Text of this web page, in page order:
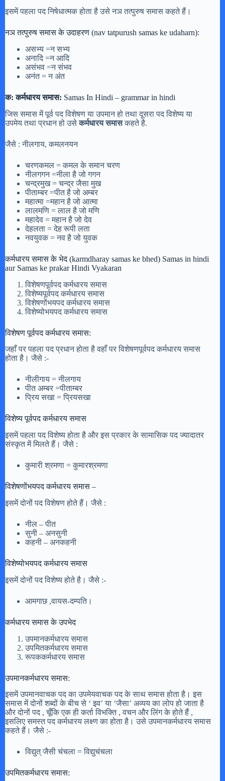
इसमें पहला पद निषेधात्मक होता है उसे नञ तत्पुरुष समास कहते हैं।
नञ तत्पुरुष समास के उदाहरण (nav tatpurush samas ke udaharn):
असभ्य =न सभ्य
अनादि =न आदि
असंभव =न संभव
अनंत = न अंत
क: कर्मधारय समास: Samas In Hindi – grammar in hindi
जिस समास में पूर्व पद विशेषण या उपमान हो तथा दूसरा पद विशेष्य या
उपमेय तथा प्रधान हो उसेकर्मधारय समासकहते है.
जैसे : नीलगाय, कमलनयन
चरणकमल = कमल के समान चरण
नीलगगन =नीला है जो गगन
चन्द्रमुख = चन्द्र जैसा मुख
पीताम्बर =पीत है जो अम्बर
महात्मा =महान है जो आत्मा
लालमणि = लाल है जो मणि
महादेव = महान है जो देव
देहलता = देह रूपी लता
नवयुवक = नव है जो युवक
कर्मधारय समास के भेद (karmdharay samas ke bhed) Samas in hindi
aur Samas ke prakar Hindi Vyakaran
विशेषणपूर्वपद कर्मधारय समास
विशेष्यपूर्वपद कर्मधारय समास
विशेषणोंभयपद कर्मधारय समास
विशेष्योभयपद कर्मधारय समास
विशेषण पूर्वपद कर्मधारय समास:
जहाँ पर पहला पद प्रधान होता है वहाँ पर विशेषणपूर्वपद कर्मधारय समास
होता है। जैसे :-
नीलीगाय = नीलगाय
पीत अम्बर =पीताम्बर
प्रिय सखा = प्रियसखा
विशेष्य पूर्वपद कर्मधारय समास
इसमें पहला पद विशेष्य होता है और इस प्रकार के सामासिक पद ज्यादातर
संस्कृत में मिलते हैं। जैसे :
कुमारी श्रमणा = कुमारश्रमणा
विशेषणोंभयपद कर्मधारय समास –
इसमें दोनों पद विशेषण होते हैं। जैसे :
नील – पीत
सुनी – अनसुनी
कहनी – अनकहनी
विशेष्योभयपद कर्मधारय समास
इसमें दोनों पद विशेष्य होते है। जैसे :-
आमगाछ ,वायस-दम्पति।
कर्मधारय समास के उपभेद
उपमानकर्मधारय समास
उपमितकर्मधारय समास
रूपककर्मधारय समास
उपमानकर्मधारय समास:
इसमें उपमानवाचक पद का उपमेयवाचक पद के साथ समास होता है। इस
समास में दोनों शब्दों के बीच से ‘ इव’ या ‘जैसा’ अव्यय का लोप हो जाता है
और दोनों पद , चूँकि एक ही कर्ता विभक्ति , वचन और लिंग के होते हैं ,
इसलिए समस्त पद कर्मधारय लक्ष्ण का होता है। उसे उपमानकर्मधारय समास
कहते हैं। जैसे :-
विद्युत् जैसी चंचला = विद्युचंचला
उपमितकर्मधारय समास: